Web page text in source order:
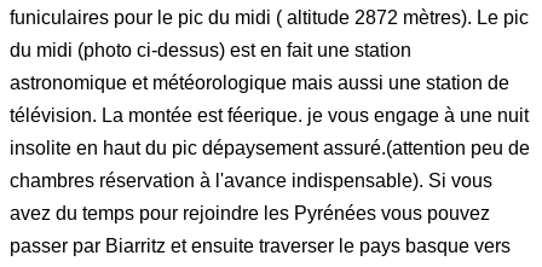
funiculaires pour le pic du midi ( altitude 2872 mètres). Le pic
du midi (photo ci-dessus) est en fait une station
astronomique et météorologique mais aussi une station de
télévision. La montée est féerique. je vous engage à une nuit
insolite en haut du pic dépaysement assuré.(attention peu de
chambres réservation à l'avance indispensable). Si vous
avez du temps pour rejoindre les Pyrénées vous pouvez
passer par Biarritz et ensuite traverser le pays basque vers